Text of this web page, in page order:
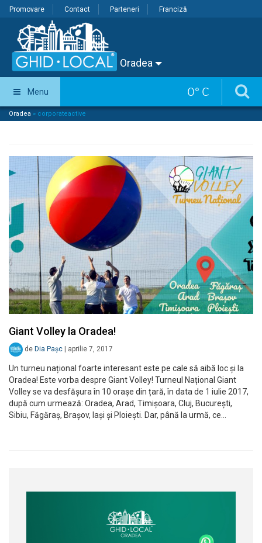
Promovare Contact Parteneri Franciză
Oradea
0° C
Menu
Oradea » corporateactive
Giant Volley la Oradea!
de Dia Pașc aprilie 7, 2017
Un turneu național foarte interesant este pe cale să aibă loc și la
Oradea! Este vorba despre Giant Volley! Turneul Național Giant
Volley se va desfășura în 10 orașe din țară, în data de 1 iulie 2017,
după cum urmează: Oradea, Arad, Timișoara, Cluj, București,
Sibiu, Făgăraș, Brașov, Iași și Ploiești. Dar, până la urmă, ce…